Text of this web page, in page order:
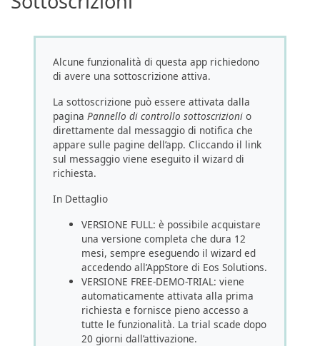
Alcune funzionalità di questa app richiedono
di avere una sottoscrizione attiva.
La sottoscrizione può essere attivata dalla
pagina Pannello di controllo sottoscrizioni o
direttamente dal messaggio di notifica che
appare sulle pagine dell’app. Cliccando il link
sul messaggio viene eseguito il wizard di
richiesta.
In Dettaglio
VERSIONE FULL: è possibile acquistare
una versione completa che dura 12
mesi, sempre eseguendo il wizard ed
accedendo all’AppStore di Eos Solutions.
VERSIONE FREE-DEMO-TRIAL: viene
automaticamente attivata alla prima
richiesta e fornisce pieno accesso a
tutte le funzionalità. La trial scade dopo
20 giorni dall’attivazione.